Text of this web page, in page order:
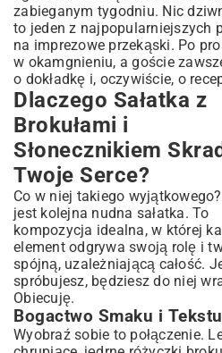
Sałatka na Dłużej: Sprawdzone
Przechowywania
Z Czym Podawać Sałatkę z
Słonecznikiem?
Sałatka z Brokułami i
Diecie: Korzyści Zdrowotne
Podsumowanie: Twoja Nowa
Sałatka
zabieganym tygodniu. Nic
to jeden z najpopularniejszych
na imprezowe przekąski. Po
w okamgnieniu, a goście
o dokładkę i, oczywiście, o
Dlaczego Sałatka z
Brokułami i
Słonecznikiem
Twoje Serce?
Co w niej takiego
jest kolejna nudna sałatka. To
kompozycja idealna, w której
element odgrywa swoją rolę i
spójną, uzależniającą całość.
spróbujesz, będziesz do niej
Obiecuję.
Bogactwo Smaku i
Wyobraź sobie to połączenie.